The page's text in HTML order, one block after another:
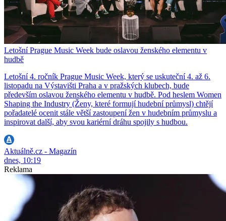
Letošní Prague Music Week bude oslavou ženského elementu v
hudbě
Letošní 4. ročník Prague Music Week, který se uskuteční 4. až 6.
listopadu na Výstavišti Praha a v pražských klubech, bude
především oslavou ženského elementu v hudbě. Pod heslem Women
Shaping the Industry (Ženy, které formují hudební průmysl) chtějí
pořadatelé ocenit stále větší zastoupení žen v hudebním průmyslu a
inspirovat další, aby svou kariérní dráhu spojily s hudbou.
Aktuálně.cz - Magazín
dnes, 10:19
Reklama